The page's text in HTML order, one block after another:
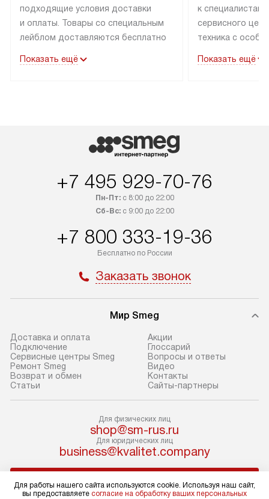
подходящие условия доставки
и оплаты. Товары со специальным
лейблом доставляются бесплатно
до подъезда. Доставка за пределы
в течение трех дней. Доставка
в Санкт-Петербург и другие
транспортные компании. После
100% предоплаты мы бесплатно
доставляем заказ до офиса
Пожалуйста, уточняйте условия
доставки у менеджера при
упакованный товар до подъезда.
Если вам необходимо доставить
покупку до двери вашей квартиры
или места установки, пожалуйста,
предварительно согласуйте это
Обратите внимание на размеры
товара: например, если габариты
холодильника не позволяют
пронести его через дверной проем,
сотрудники транспортной службы
не имеют права производить
Показать ещё
к специалистам
сервисного
техника с
коммуникациям.
от типа
доступным на
существующим
монтаж не
коммуникаций,
материалы,
и
Показать ещё
+7 495 929-70-76
Пн-Пт:с 8:00 до 22:00
Сб-Вс:с 9:00 до 22:00
+7 800 333-19-36
Бесплатно по России
Заказать звонок
Мир Smeg
Доставка и оплата
Подключение
Сервисные центры Smeg
Ремонт Smeg
Возврат и обмен
Статьи
Акции
Глоссарий
Вопросы и ответы
Видео
Контакты
Сайты-партнеры
Для физических лиц
shop@sm-rus.ru
Для юридических лиц
business@kvalitet.company
Для работы нашего сайта используются cookie. Используя наш сайт,
вы предоставляете согласие на обработку ваших персональных